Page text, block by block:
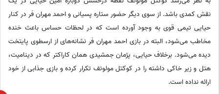
نقش کمدی باشد. از سوی دیگر حضور ستاره پسیانی و احمد مهران فر در کنار
حیایی تیمی قوی به وجود آورده است که در لحظات حساس باعث خنده
مخاطب می‌شود، البته در بازی احمد مهران فر نشانه‌های از ارسطوی پایتخت
دیده می‌شود. برخلاف حیایی، پژمان جمشیدی همان کاراکتر که در دینامیت،
هتل و زیر خاکی داشته را در کوکتل مولوتف تکرار کرده و بازی جذابی از خود
ارائه نداده است.